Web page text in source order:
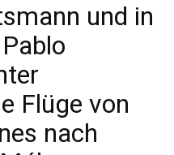
und in
Flüge von
nach